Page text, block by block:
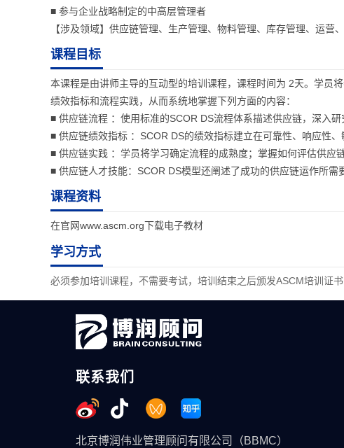
■ 参与企业战略制定的中高层管理者
【涉及领域】供应链管理、生产管理、物料管理、库存管理、运营
课程目标
本课程是由讲师主导的互动型的培训课程，课程时间为 2天。学员
绩效指标和流程实践，从而系统地掌握下列方面的内容：
■ 供应链流程 ：使用标准的SCOR DS流程体系描述供应链，深入研
■ 供应链绩效指标 ：SCOR DS的绩效指标建立在可靠性、响应性
■ 供应链实践 ：学员将学习确定流程的成熟度；掌握如何评估供应
■ 供应链人才技能：SCOR DS模型还阐述了成功的供应链运作所需
课程资料
在官网www.ascm.org下载电子教材
学习方式
必须参加培训课程，不需要考试，培训结束之后颁发ASCM培训证
必须参加培训课程，不需要考试，培训结束之后颁发ASCM培训证
联系我们
北京博润伟业管理顾问有限公司（BBMC）